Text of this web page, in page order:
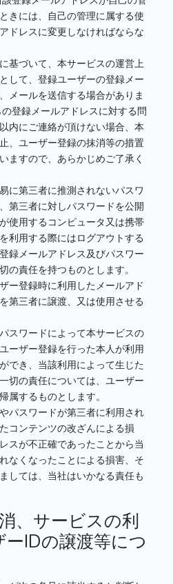
きには、自己の管理に属する使
ドレスに変更しなければならな
基づいて、本サービスの運営上
して、登録ユーザーの登録メー
メールを送信する場合がありま
登録メールアドレスに対する問
内にご連絡が頂けない場合、本
、ユーザー登録の抹消等の措置
ますので、あらかじめご了承く
に第三者に推測されないパスワ
第三者に対しパスワードを公開
使用するコンピュータ又は携帯
利用する際にはログアウトする
録メールアドレス及びパスワー
の責任を持つものとします。
ー登録時に利用したメールアド
第三者に譲渡、又は使用させる
スワードによって本サービスの
ーザー登録を行った本人が利用
でき、当該利用によって生じた
切の責任については、ユーザー
属するものとします。
パスワードが第三者に利用され
コンテンツの改ざんによる損
スが不正確であったことから当
なくなったことによる損害、そ
しては、当社はいかなる責任も
、サービスの利
IDの譲渡等につ